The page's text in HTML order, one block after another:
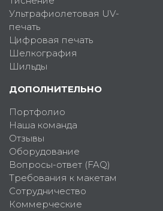
Ультрафиолетовая UV-
печать
Цифровая печать
Шелкография
Шильды
ДОПОЛНИТЕЛЬНО
Портфолио
Наша команда
Отзывы
Оборудование
Вопросы-ответ (FAQ)
Требования к макетам
Сотрудничество
Коммерческие